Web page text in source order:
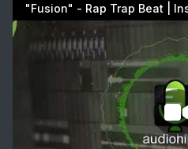
"Fusion" - Rap Trap Beat |